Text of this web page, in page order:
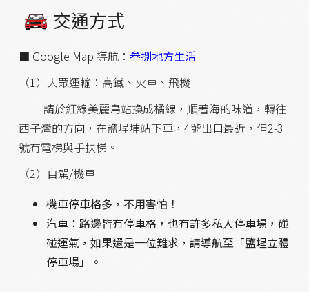
交通方式
■ Google Map 導航： 叁捌地方生活
（1）大眾運輸：高鐵、火車、飛機
請於紅線美麗島站換成橘線，順著海的味道，轉往
西子灣的方向，在鹽埕埔站下車，4號出口最近，但2-3
號有電梯與手扶梯。
（2）自駕/機車
機車停車格多，不用害怕！
汽車：路邊皆有停車格，也有許多私人停車場，碰
碰運氣，如果還是一位難求，請導航至「鹽埕立體
停車場」。